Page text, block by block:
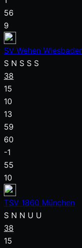
56
9
SV Wehen
S N S S S
38
15
10
13
59
60
-1
55
10
TSV 1860 München
S N N U U
38
15